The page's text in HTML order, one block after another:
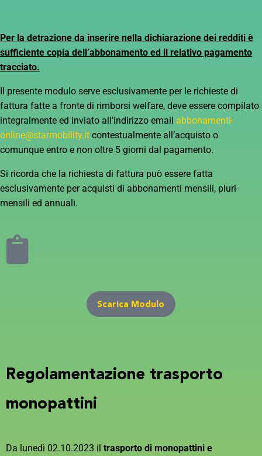
Per la detrazione da inserire nella dichiarazione dei redditi è
sufficiente copia dell’abbonamento ed il relativo pagamento
tracciato.
Il presente modulo serve esclusivamente per le richieste di
fattura fatte a fronte di rimborsi welfare, deve essere compilato
integralmente ed inviato all’indirizzo email abbonamenti-
online@starmobility.it contestualmente all’acquisto o
comunque entro e non oltre 5 giorni dal pagamento.
Si ricorda che la richiesta di fattura può essere fatta
esclusivamente per acquisti di abbonamenti mensili, pluri-
mensili ed annuali.
Scarica Modulo
Regolamentazione trasporto
monopattini
Da lunedì 02.10.2023 il trasporto di monopattini e